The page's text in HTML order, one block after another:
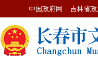
中国政府网 吉林省